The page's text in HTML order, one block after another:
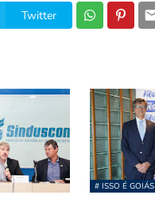
Twitter
# ISSO É GOIÁS